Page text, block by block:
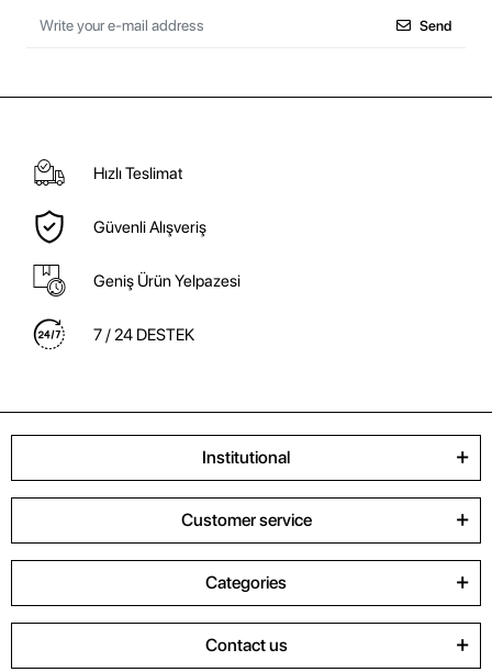
Send
Hızlı Teslimat
Güvenli Alışveriş
Geniş Ürün Yelpazesi
7 / 24 DESTEK
Institutional
Customer service
Categories
Contact us